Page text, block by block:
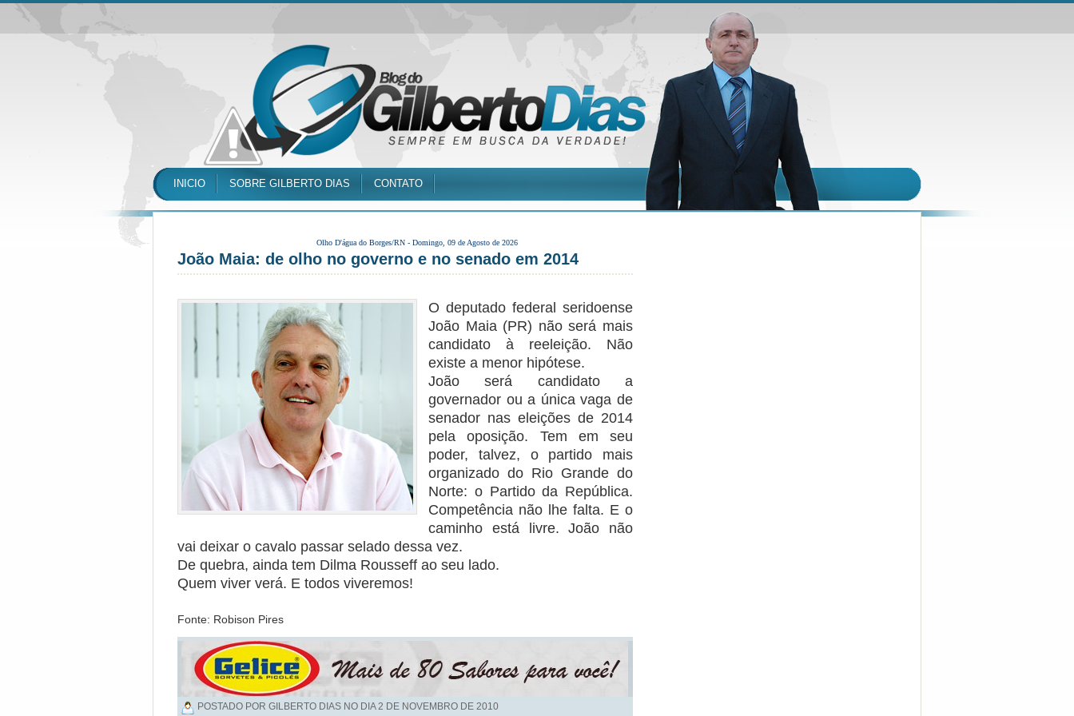
INICIO SOBRE GILBERTO DIAS CONTATO
Olho D'água do Borges/RN - Domingo, 09 de Agosto de 2026
João Maia: de olho no governo e no senado em 2014
O deputado federal seridoense
João Maia (PR) não será mais
candidato à reeleição. Não
existe a menor hipótese.
João será candidato a
governador ou a única vaga de
senador nas eleições de 2014
pela oposição. Tem em seu
poder, talvez, o partido mais
organizado do Rio Grande do
Norte: o Partido da República.
Competência não lhe falta. E o
caminho está livre. João não
vai deixar o cavalo passar selado dessa vez.
De quebra, ainda tem Dilma Rousseff ao seu lado.
Quem viver verá. E todos viveremos!
Fonte: Robison Pires
POSTADO POR GILBERTO DIAS NO DIA 2 DE NOVEMBRO DE 2010